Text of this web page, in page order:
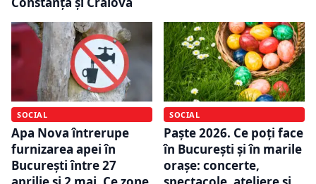
SOCIAL
Apa Nova întrerupe
furnizarea apei în
București între 27
SOCIAL
Paște 2026. Ce poți face
în București și în marile
orașe: concerte,